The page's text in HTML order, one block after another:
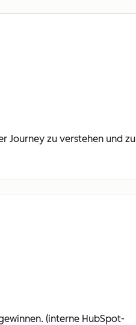
Journey zu verstehen und zu
(interne HubSpot-